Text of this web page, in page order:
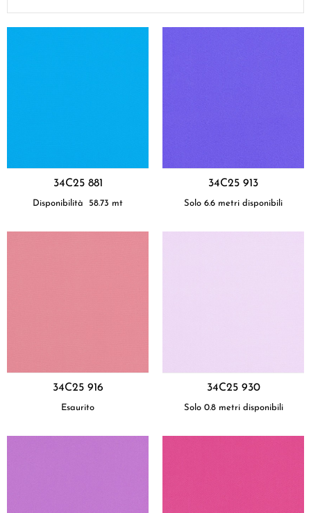
34C25 881
Disponibilità 58.73 mt
34C25 913
Solo 6.6 metri disponibili
34C25 916
Esaurito
34C25 930
Solo 0.8 metri disponibili